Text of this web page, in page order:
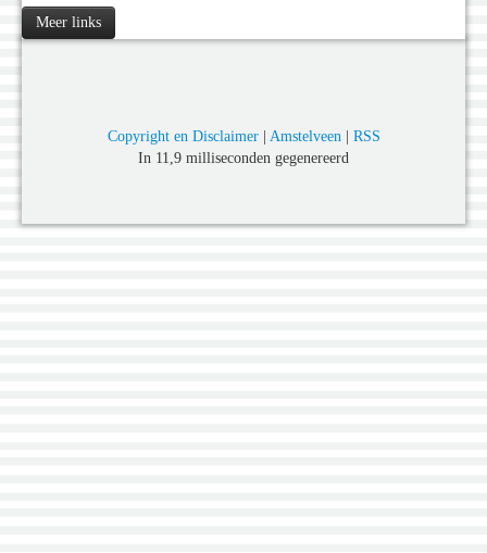
Meer links
Copyright en Disclaimer| Amstelveen| RSS
In 11,9 milliseconden gegenereerd